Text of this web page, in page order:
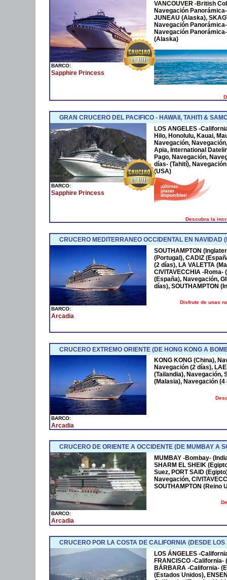
BARCO:
Sapphire Princess
VANCOUVER -British
Navegación
JUNEAU (Alaska),
Navegación
Navegación
(Alaska)
GRAN CRUCERO DEL PACIFICO - HAWAII, TAHITI &
BARCO:
Sapphire Princess
LOS ANGELES -
Hilo, Honolulu, Kauai,
Navegación,
Apia, International
Pago, Navegación,
días- (Tahití),
(USA)
Descubra la
CRUCERO MEDITERRANEO OCCIDENTAL EN NAVIDAD
BARCO:
Arcadia
SOUTHAMPTON
(Portugal), CADIZ
(2 días), LA VALETTA
CIVITAVECCHIA -
(España), Navegación,
días), SOUTHAMPTON
Disfrute de unas
CRUCERO EXTREMO ORIENTE (DE HONG KONG A
BARCO:
Arcadia
KONG KONG (China),
Navegación (2 días),
(Tailandia), Navegación,
(Malasia), Navegación
CRUCERO DE ORIENTE A OCCIDENTE (DE MUMBAY A
BARCO:
Arcadia
MUMBAY -Bombay-
SHARM EL SHEIK
Suez, PORT SAID
Navegación,
SOUTHAMPTON (Reino
CRUCERO POR LA COSTA DE CALIFORNIA (DESDE LOS
LOS ÁNGELES -
FRANCISCO -California-
BÁRBARA -California-
(Estados Unidos),